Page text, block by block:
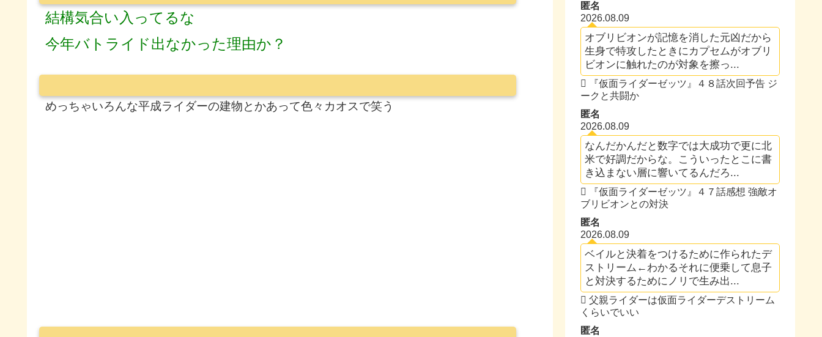
結構気合い入ってるな
今年バトライド出なかった理由か？
めっちゃいろんな平成ライダーの建物とかあって色々カオスで笑う
匿名
2026.08.09
オブリビオンが記憶を消した元凶だから
生身で特攻したときにカプセムがオブリ
ビオンに触れたのが対象を擦っ...
『仮面ライダーゼッツ』４８話次回予告 ジ
ークと共闘か
匿名
2026.08.09
なんだかんだと数字では大成功で更に北
米で好調だからな。こういったとこに書
き込まない層に響いてるんだろ...
『仮面ライダーゼッツ』４７話感想 強敵オ
ブリビオンとの対決
匿名
2026.08.09
ベイルと決着をつけるために作られたデ
ストリーム←わかるそれに便乗して息子
と対決するためにノリで生み出...
父親ライダーは仮面ライダーデストリーム
くらいでいい
匿名